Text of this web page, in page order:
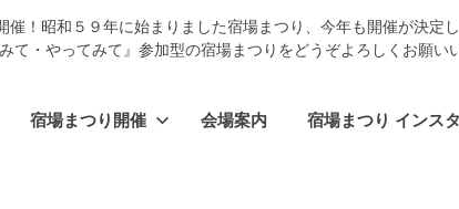
！昭和５９年に始まりました宿場まつり、今年も開催が決
・やってみて』参加型の宿場まつりをどうぞよろしくお願い
宿場まつり開催 会場案内 宿場まつり インス